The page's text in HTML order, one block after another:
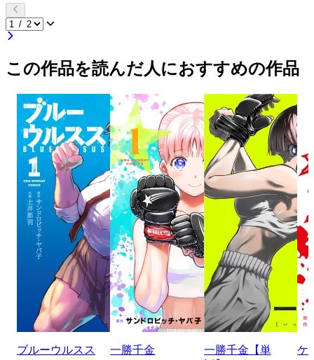
この作品を読んだ人におすすめの作品
ブルーウルスス 一勝千金
一勝千金【単
ケ